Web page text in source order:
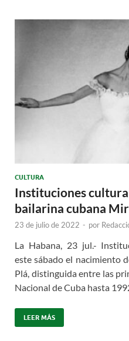
CULTURA
Instituciones
bailarina cubana
23 de julio de 2022 - por
La Habana, 23 jul.-
este sábado el nacimiento
Plá, distinguida entre las
Nacional de Cuba hasta
LEER MÁS